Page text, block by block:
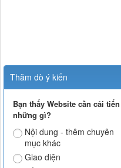
Thăm dò ý kiến
Bạn thấy Website cần cải tiến
những gì?
Nội dung - thêm chuyên
mục khác
Giao diện